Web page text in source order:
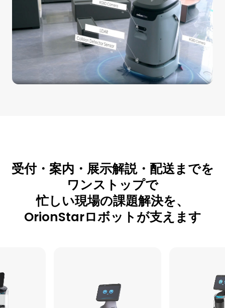
受付・案内・展示解説・配送までを
ワンストップで
忙しい現場の課題解決を、
OrionStarロボットが支えます